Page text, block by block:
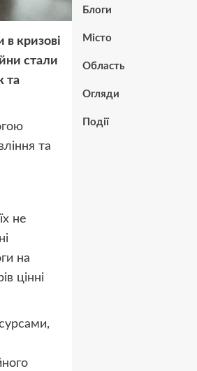
кризові
стали
та
та
не
на
цінні
Блоги
Місто
Область
Огляди
Події